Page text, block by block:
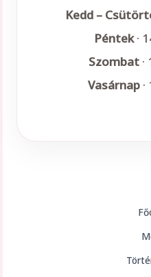
Kedd –
Péntek·
Szombat·
Vasárnap·